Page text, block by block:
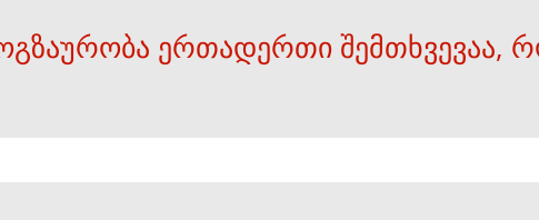
ერთადერთი შემთხვევაა,